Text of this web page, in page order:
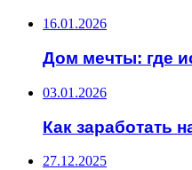
16.01.2026
Дом мечты: где
03.01.2026
Как заработать
27.12.2025